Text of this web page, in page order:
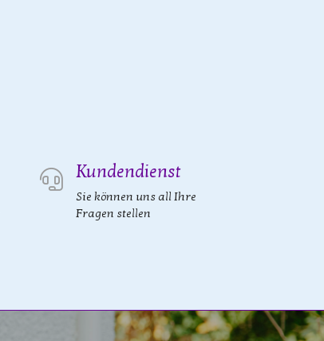
Kundendienst
Sie können uns all Ihre
Fragen stellen